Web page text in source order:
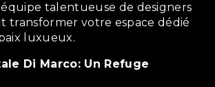
talentueuse de designers
transformer votre espace dédié
luxueux.
Di Marco: Un Refuge